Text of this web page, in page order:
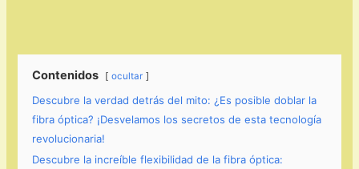
Contenidos ocultar
Descubre la verdad detrás del mito: ¿Es posible doblar la
fibra óptica? ¡Desvelamos los secretos de esta tecnología
revolucionaria!
Descubre la increíble flexibilidad de la fibra óptica: